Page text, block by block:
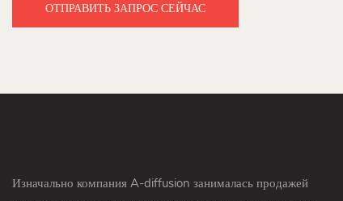
ОТПРАВИТЬ ЗАПРОС СЕЙЧАС
Изначально компания A-diffusion занималась продажей